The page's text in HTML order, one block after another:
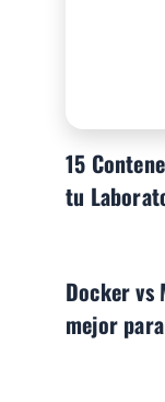
15
tu
Docker vs
mejor